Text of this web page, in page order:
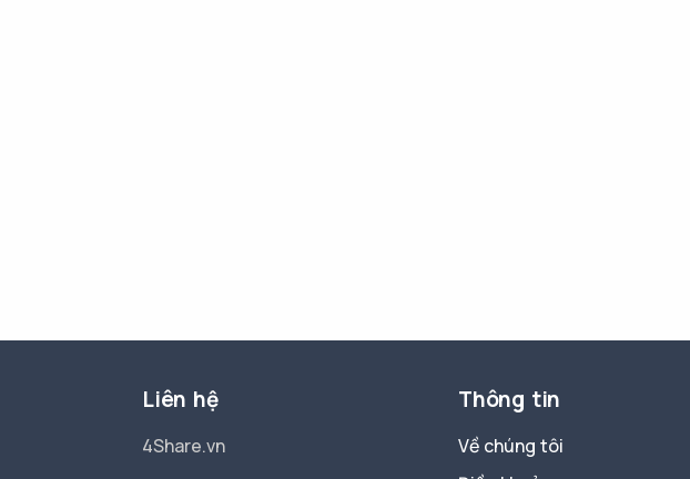
Liên hệ
4Share.vn
Thông tin
Về chúng tôi